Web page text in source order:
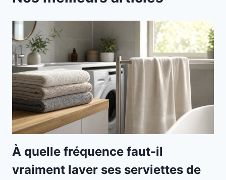
À quelle fréquence faut-il
vraiment laver ses serviettes de